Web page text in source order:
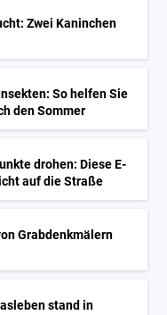
Zwei Kaninchen
So helfen Sie
den Sommer
drohen: Diese E-
auf die Straße
Grabdenkmälern
stand in